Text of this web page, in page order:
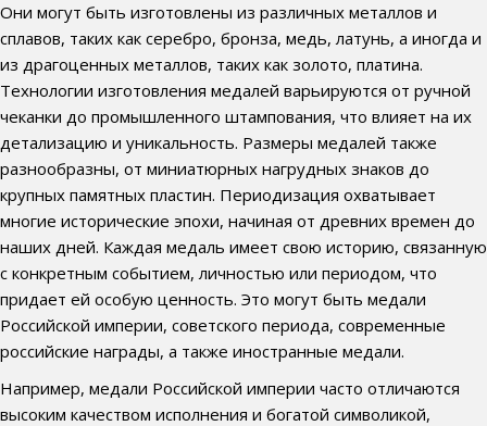
Они могут быть изготовлены из различных металлов и
сплавов, таких как серебро, бронза, медь, латунь, а иногда и
из драгоценных металлов, таких как золото, платина.
Технологии изготовления медалей варьируются от ручной
чеканки до промышленного штампования, что влияет на их
детализацию и уникальность. Размеры медалей также
разнообразны, от миниатюрных нагрудных знаков до
крупных памятных пластин. Периодизация охватывает
многие исторические эпохи, начиная от древних времен до
наших дней. Каждая медаль имеет свою историю, связанную
с конкретным событием, личностью или периодом, что
придает ей особую ценность. Это могут быть медали
Российской империи, советского периода, современные
российские награды, а также иностранные медали.
Например, медали Российской империи часто отличаются
высоким качеством исполнения и богатой символикой,